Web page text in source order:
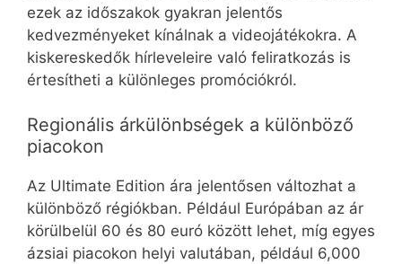
ezek az időszakok gyakran jelentős
kedvezményeket kínálnak a videojátékokra. A
kiskereskedők hírleveleire való feliratkozás is
értesítheti a különleges promóciókról.
Regionális árkülönbségek a különböző
piacokon
Az Ultimate Edition ára jelentősen változhat a
különböző régiókban. Például Európában az ár
körülbelül 60 és 80 euró között lehet, míg egyes
ázsiai piacokon helyi valutában, például 6,000